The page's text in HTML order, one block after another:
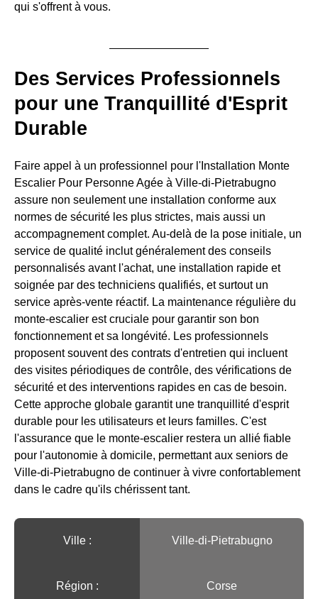
qui s'offrent à vous.
Des Services Professionnels
pour une Tranquillité d'Esprit
Durable
Faire appel à un professionnel pour l'Installation Monte
Escalier Pour Personne Agée à Ville-di-Pietrabugno
assure non seulement une installation conforme aux
normes de sécurité les plus strictes, mais aussi un
accompagnement complet. Au-delà de la pose initiale, un
service de qualité inclut généralement des conseils
personnalisés avant l'achat, une installation rapide et
soignée par des techniciens qualifiés, et surtout un
service après-vente réactif. La maintenance régulière du
monte-escalier est cruciale pour garantir son bon
fonctionnement et sa longévité. Les professionnels
proposent souvent des contrats d'entretien qui incluent
des visites périodiques de contrôle, des vérifications de
sécurité et des interventions rapides en cas de besoin.
Cette approche globale garantit une tranquillité d'esprit
durable pour les utilisateurs et leurs familles. C'est
l'assurance que le monte-escalier restera un allié fiable
pour l'autonomie à domicile, permettant aux seniors de
Ville-di-Pietrabugno de continuer à vivre confortablement
dans le cadre qu'ils chérissent tant.
Ville :️ Ville-di-Pietrabugno
Région :️ Corse